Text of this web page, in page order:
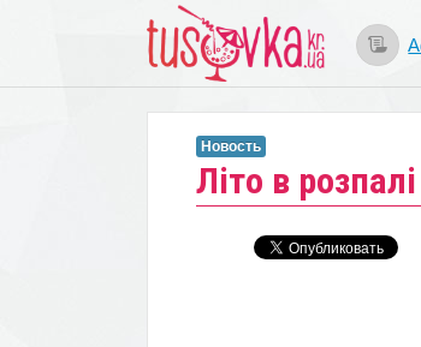
Літо в
Новость